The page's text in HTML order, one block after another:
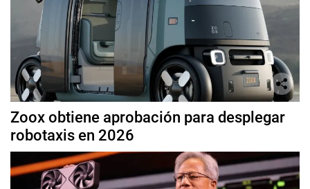
Zoox obtiene aprobación para desplegar
robotaxis en 2026